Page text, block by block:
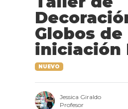
Globos de
iniciación
NUEVO
Jessica Giraldo
Profesor